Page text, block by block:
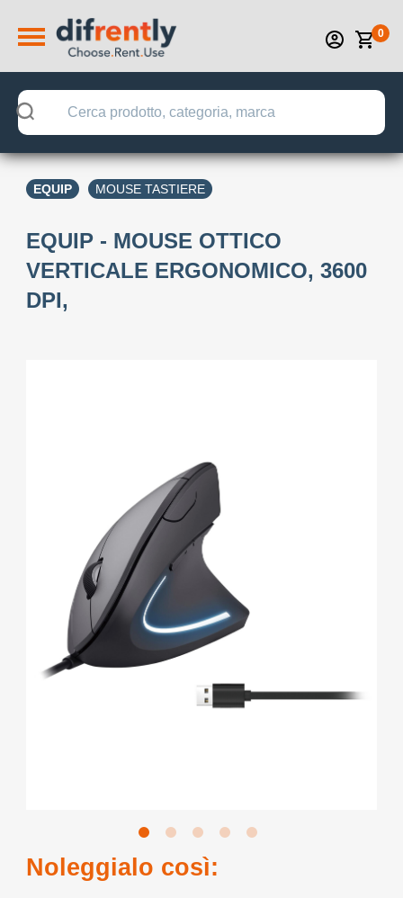
0
EQUIP MOUSE TASTIERE
EQUIP - MOUSE OTTICO
VERTICALE ERGONOMICO, 3600
DPI,
Noleggialo così: